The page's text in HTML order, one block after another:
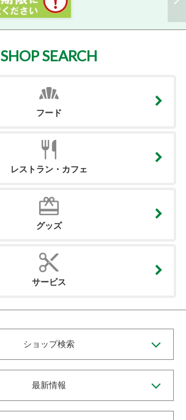
SHOP SEARCH
フード
レストラン・カフェ
グッズ
サービス
ショップ検索
最新情報